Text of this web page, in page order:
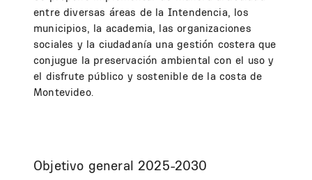
entre diversas áreas de la Intendencia, los
municipios, la academia, las organizaciones
sociales y la ciudadanía una gestión costera que
conjugue la preservación ambiental con el uso y
el disfrute público y sostenible de la costa de
Montevideo.
Objetivo general 2025-2030